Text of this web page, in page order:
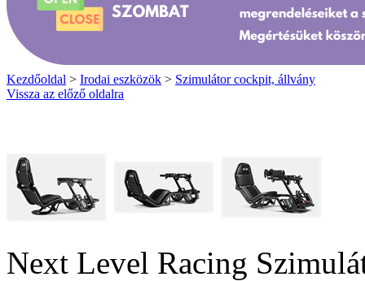
Kezdőoldal > Irodai eszközök > Szimulátor cockpit, állvány
Vissza az előző oldalra
Next Level Racing